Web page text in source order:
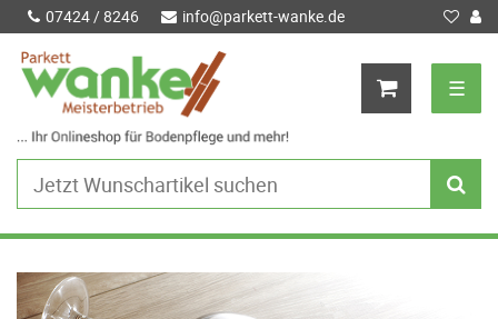
07424 / 8246 info@parkett-wanke.de
☰